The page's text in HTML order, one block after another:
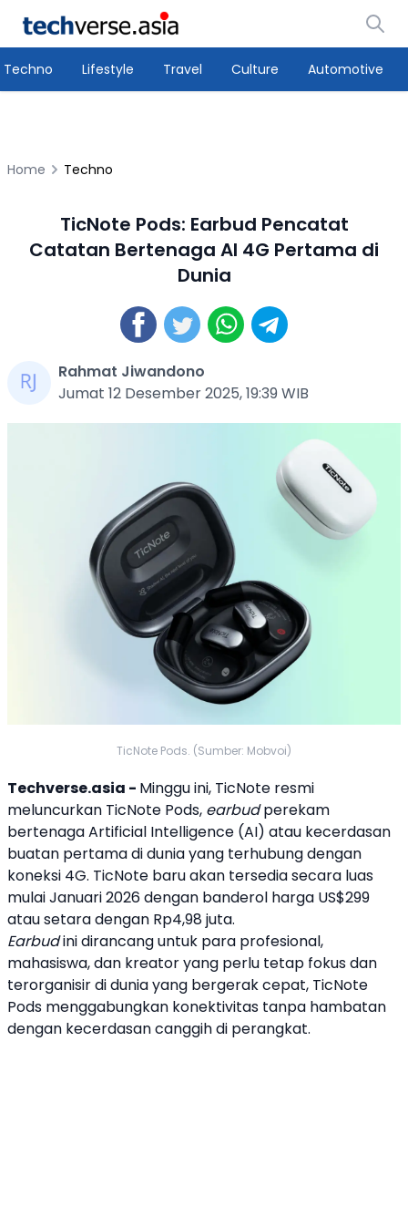
Techno Lifestyle Travel Culture Automotive
Home Techno
TicNote Pods: Earbud Pencatat
Catatan Bertenaga AI 4G Pertama di
Dunia
Rahmat Jiwandono
Jumat 12 Desember 2025, 19:39 WIB
TicNote Pods. (Sumber: Mobvoi)
Techverse.asia - Minggu ini, TicNote resmi
meluncurkan TicNote Pods, earbudperekam
bertenaga Artificial Intelligence (AI) atau kecerdasan
buatan pertama di dunia yang terhubung dengan
koneksi 4G. TicNote baru akan tersedia secara luas
mulai Januari 2026 dengan banderol harga US$299
atau setara dengan Rp4,98 juta.
Earbudini dirancang untuk para profesional,
mahasiswa, dan kreator yang perlu tetap fokus dan
terorganisir di dunia yang bergerak cepat, TicNote
Pods menggabungkan konektivitas tanpa hambatan
dengan kecerdasan canggih di perangkat.